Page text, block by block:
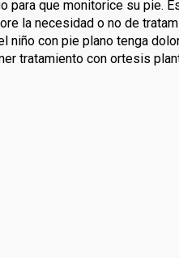
para que monitorice su pie.
la necesidad o no de
niño con pie plano tenga
tratamiento con ortesis